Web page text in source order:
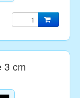
3 cm